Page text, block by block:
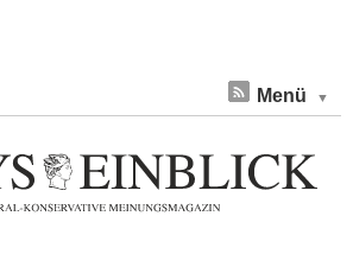
Menü